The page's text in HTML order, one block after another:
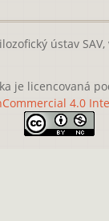
ústav SAV,
je licencovaná
4.0